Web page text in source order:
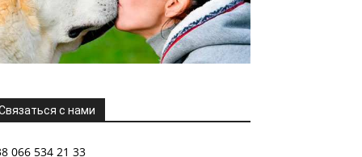
с нами
066 534 21 33